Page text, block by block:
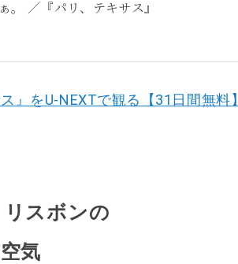
。 ／『パリ、テキサス』
をU-NEXTで観る【31日間無料】
スボンの
気